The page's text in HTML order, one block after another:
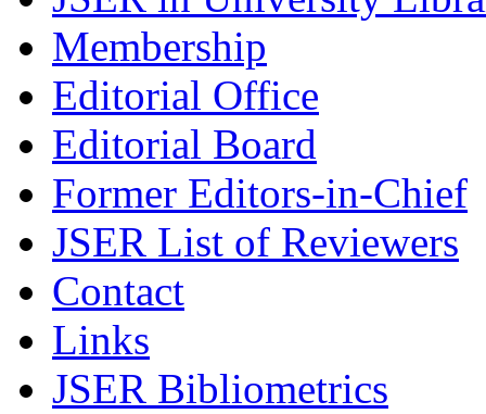
Membership
Editorial Office
Editorial Board
Former Editors-in-Chief
JSER List of Reviewers
Contact
Links
JSER Bibliometrics